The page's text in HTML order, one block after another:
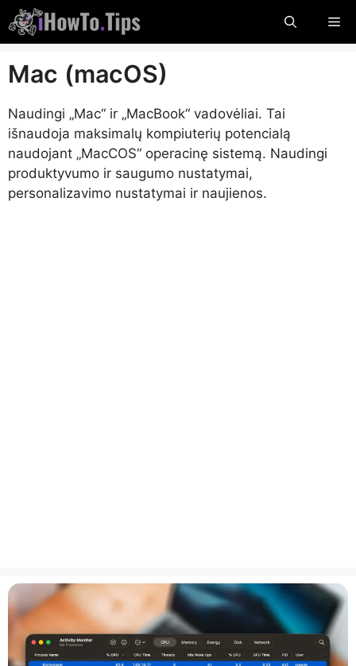
Pereiti
prie
turinio
Mac (macOS)
Naudingi „Mac“ ir „MacBook“ vadovėliai. Tai
išnaudoja maksimalų kompiuterių potencialą
naudojant „MacCOS“ operacinę sistemą. Naudingi
produktyvumo ir saugumo nustatymai,
personalizavimo nustatymai ir naujienos.